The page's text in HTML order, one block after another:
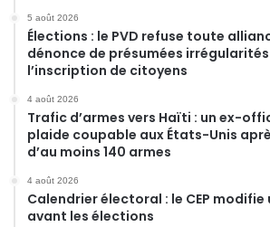
5 août 2026
Élections : le PVD refuse toute
dénonce de présumées
l’inscription de citoyens
4 août 2026
Trafic d’armes vers Haïti : un ex-
plaide coupable aux États-Unis
d’au moins 140 armes
4 août 2026
Calendrier électoral : le CEP modifie
avant les élections